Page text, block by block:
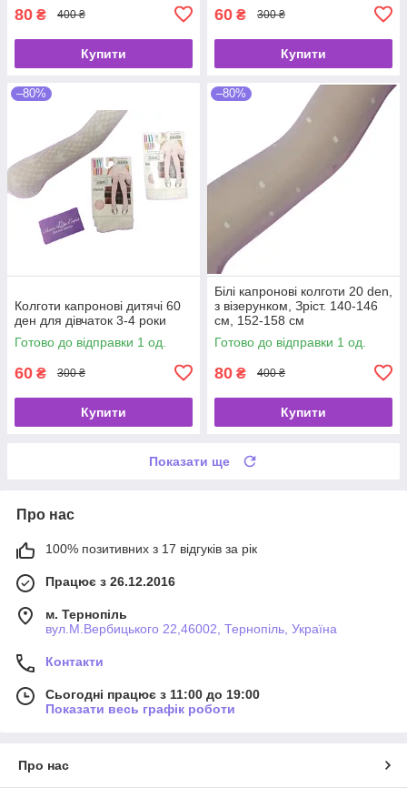
80 ₴ 400 ₴
Купити
60 ₴ 300 ₴
Купити
–80%
Колготи капронові дитячі 60
ден для дівчаток 3-4 роки
Готово до відправки 1 од.
60 ₴ 300 ₴
Купити
–80%
Білі капронові колготи 20 den,
з візерунком, Зріст. 140-146
см, 152-158 см
Готово до відправки 1 од.
80 ₴ 400 ₴
Купити
Показати ще
Про нас
100% позитивних з 17 відгуків за рік
Працює з 26.12.2016
м. Тернопіль
вул.М.Вербицького 22,46002, Тернопіль, Україна
Контакти
Сьогодні працює з 11:00 до 19:00
Показати весь графік роботи
Про нас